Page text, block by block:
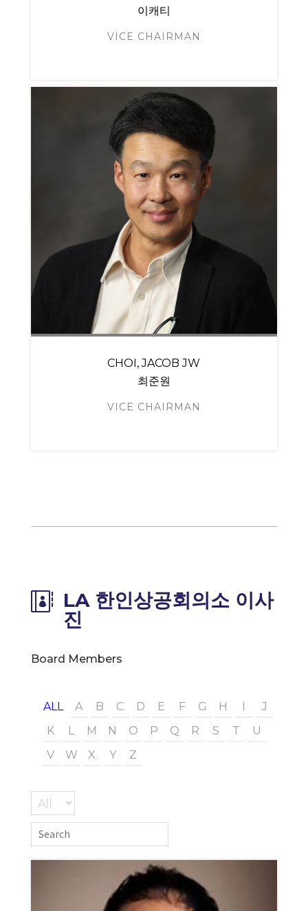
이캐티
VICE CHAIRMAN
CHOI, JACOB JW
최준원
VICE CHAIRMAN
 LA 한인상공회의소 이사
진
Board Members
ALL A B C D E F G H
J
K
L M N O P Q R S T
U
V
W X Y Z